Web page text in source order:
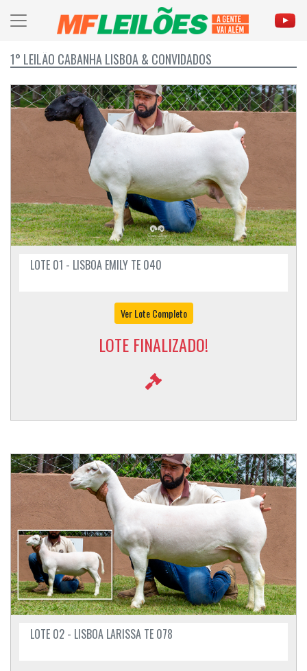
1° LEILÃO CABANHA LISBOA & CONVIDADOS
LOTE 01 - LISBOA EMILY TE 040
Ver Lote Completo
LOTE FINALIZADO!
LOTE 02 - LISBOA LARISSA TE 078